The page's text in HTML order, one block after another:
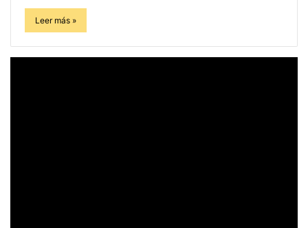
Leer más »